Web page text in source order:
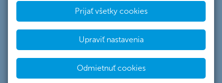
Prijať všetky cookies
Upraviť nastavenia
Odmietnuť cookies
Zníženie inflácie Kúpa auta